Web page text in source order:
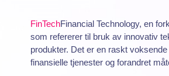
FinTechFinancial Technology, en
som refererer til bruk av innovativ
produkter. Det er en raskt
finansielle tjenester og forandret